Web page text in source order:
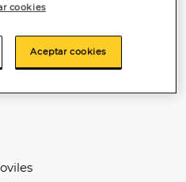
cookies
Aceptar cookies